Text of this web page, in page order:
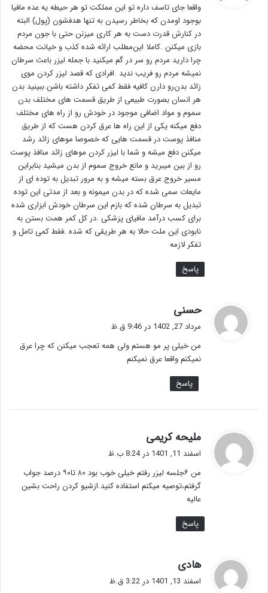
:
واقعا جای تاسف داره تو این مملکت تو هر حیطه یه عده مافیا
بوجود اومدن که بخاطر رسیدن به تنها هدفشون (پول) البته
در کنارش قدرت دست به هر کاری میزنن حتی با جون مردم
بازی میکنن .کاملا این‌مطلب ارائه شده کذب و خیانت محضه
چرا دارید مردم رو سر در گم میکنید.با جمله لیزر باعث سرطان
نمیشه مردم رو فریب ندید .افرادی که قصد لیزر کردن موی
زائد بدن‌رو دارن کافیه فقط کمی تفکر داشته باشن.ببینید بدن
هر انسان بصورت طبیعی از طریق قسمت های مختلف بدن
سموم و مواد اضافی موجود در خودش رو از راه های مختلف
دفع میکنه یکی از این راه ها عرق کردن هست که از طریق
منافذ پوست در قسمت هایی که خصوصا موهای زائد رشد
میکنن دفع میشه و شما با لیزر کردن موهای زائد منافذ پوست
رو از بین میبرید و مانع خروج سموم از بدن میشید بنابراین
مسیر خروج عرق بسته میشه و به مرور تبدیل به توده ای از
مایعات سمی شده که در بدن میمونه و بعد از مدتی این توده
تبدیل به سرطان شده که بازم این سرطان خودش ابزاری شده
برای کسب درآمد مافیای پزشکی .در کل کمر همت بستن به
نابودی این ملت حالا به هر طریقی که شده .فقط کمی تامل و
تفکر لازمه
پاسخ
حسنی
:
مرداد 27, 1402 در 9:46 ق.ظ
من خیلی پر مو هستم ولی همه تعجب میکنن که چرا عرق
نمیکنم واقعا عرق نمیکنم
پاسخ
ملیحه کریمی
ت
:
اسفند 11, 1401 در 8:24 ب.ظ
من ۶جلسه لیزر رفتم خیلی خوب بود ۸۰ تا۹۰ درصد جواب
گرفتم،توصیه میکنم استفاده کنید.ازشیو کردن راحت بشین
عالیه
پاسخ
هادی
ف اسفند 13, 1401 در 3:22 ق.ظ